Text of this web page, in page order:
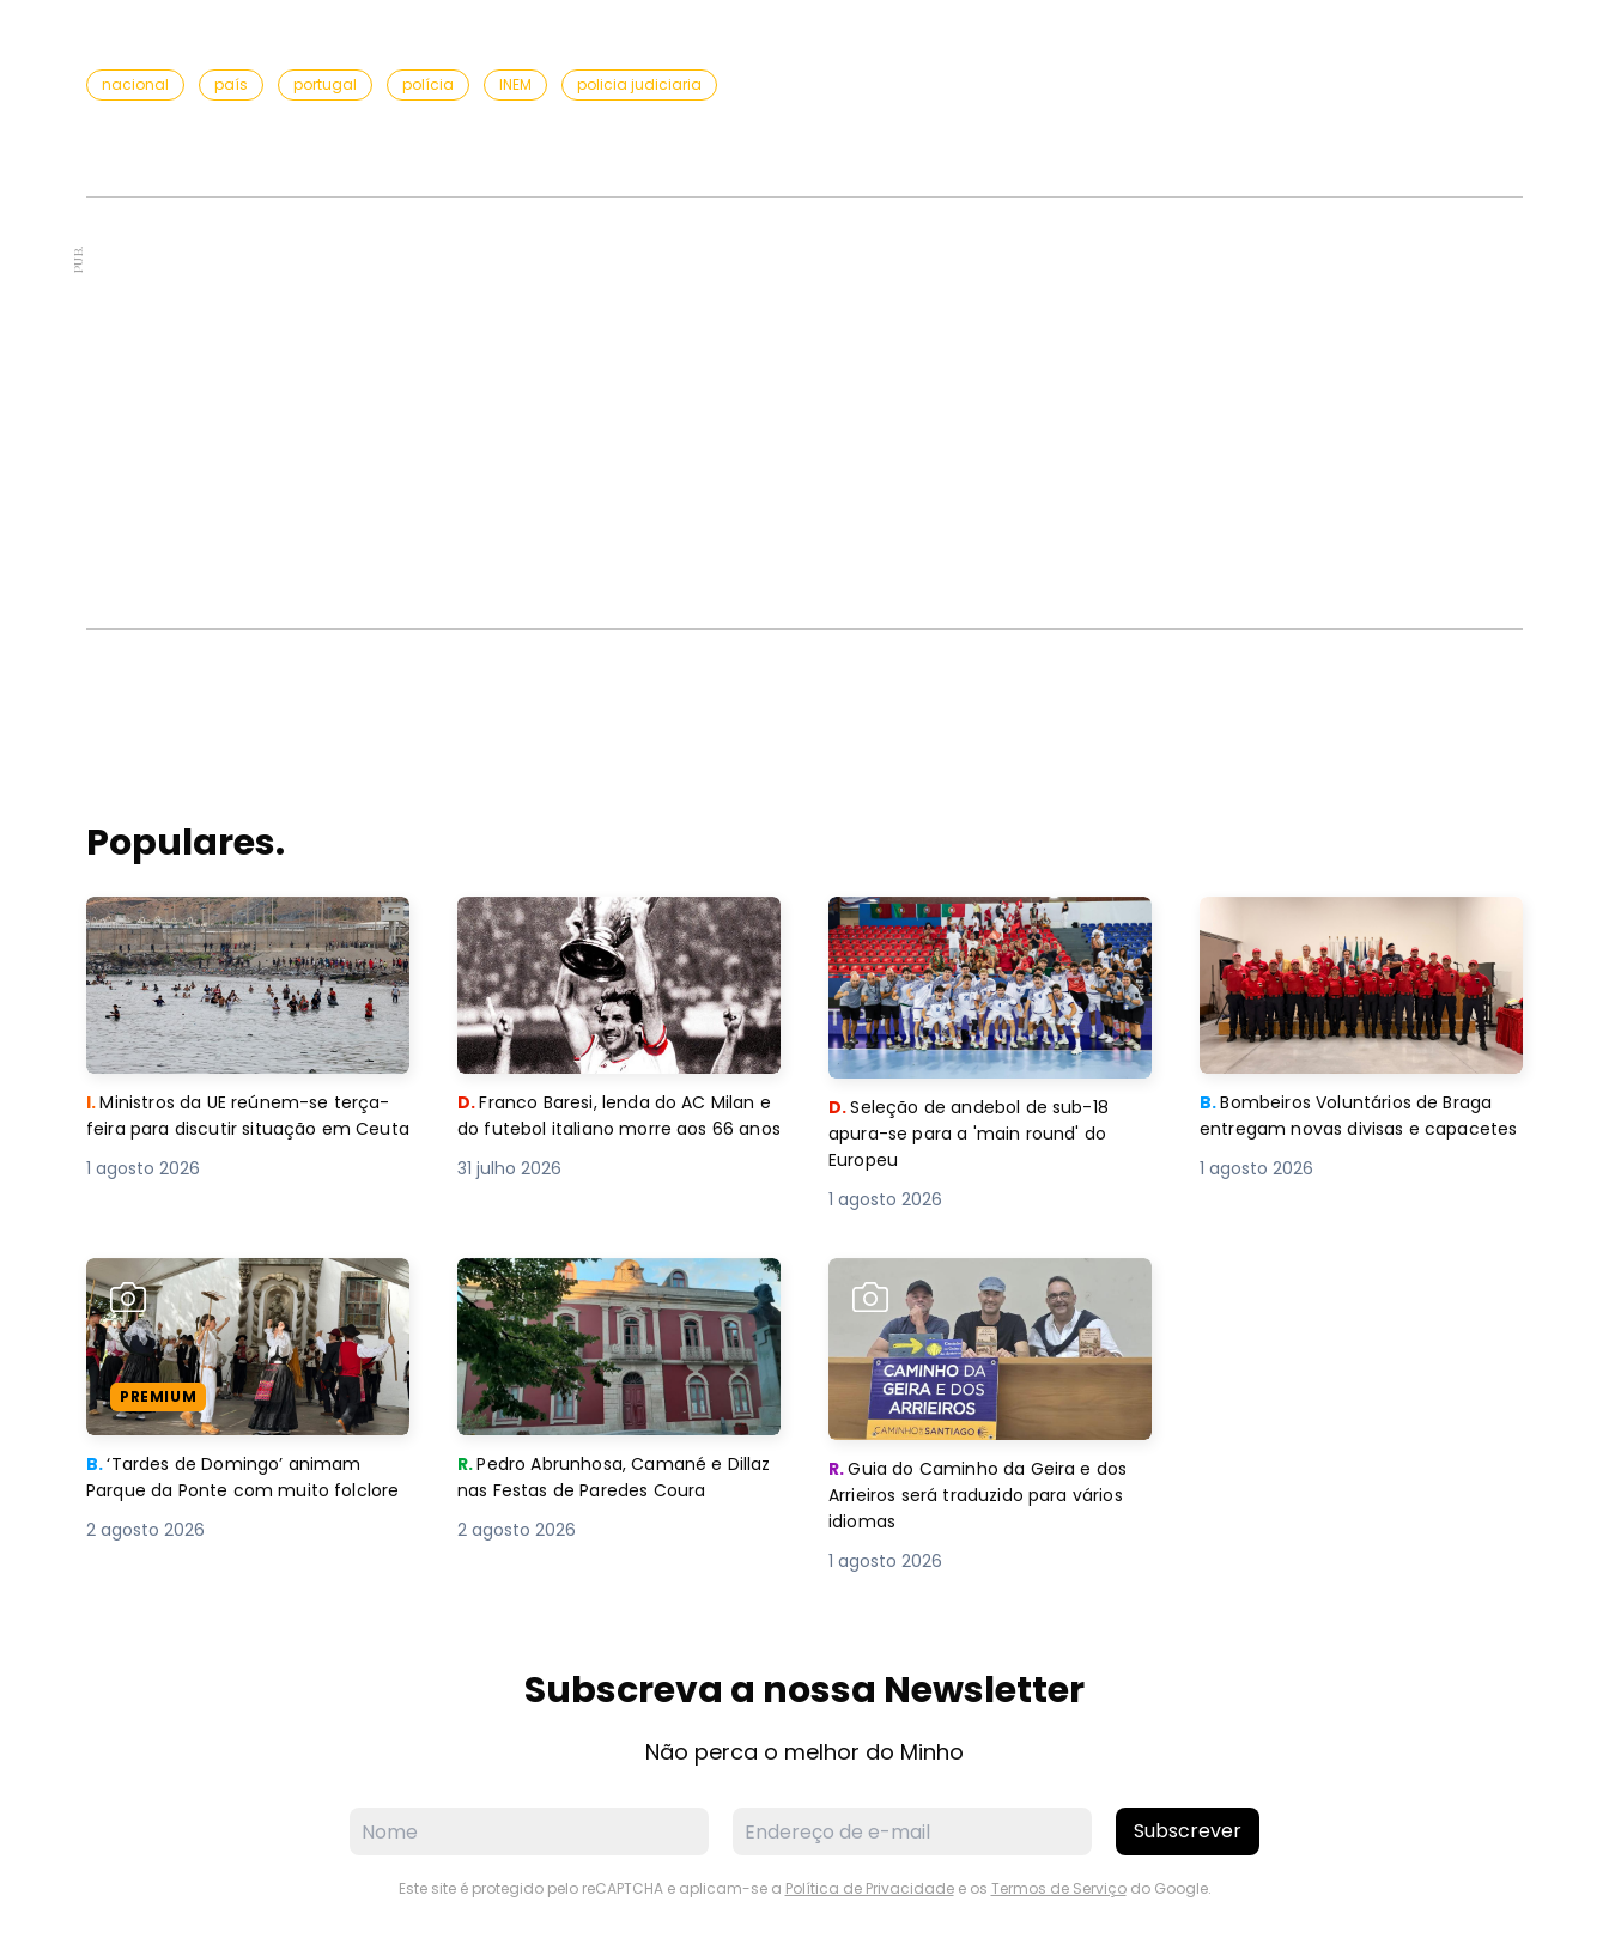
nacional país portugal polícia INEM policia judiciaria
PUB.
Populares.
I.Ministros da UE reúnem-se terça-
feira para discutir situação em Ceuta
1 agosto 2026
D.Franco Baresi, lenda do AC Milan e
do futebol italiano morre aos 66 anos
31 julho 2026
D.Seleção de andebol de sub-18
apura-se para a 'main round' do
Europeu
1 agosto 2026
B.Bombeiros Voluntários de Braga
entregam novas divisas e capacetes
1 agosto 2026
PREMIUM
B.‘Tardes de Domingo’ animam
Parque da Ponte com muito folclore
2 agosto 2026
R.Pedro Abrunhosa, Camané e Dillaz
nas Festas de Paredes Coura
2 agosto 2026
R.Guia do Caminho da Geira e dos
Arrieiros será traduzido para vários
idiomas
1 agosto 2026
Subscreva a nossa Newsletter
Não perca o melhor do Minho
Subscrever
Este site é protegido pelo reCAPTCHA e aplicam-se a Política de Privacidadee os Termos de Serviçodo Google.